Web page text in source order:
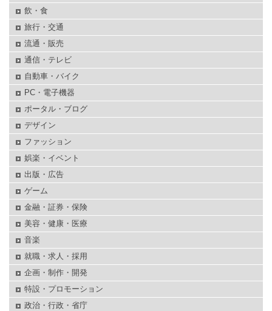
飲・食
旅行・交通
流通・販売
通信・テレビ
自動車・バイク
PC・電子機器
ポータル・ブログ
デザイン
ファッション
娯楽・イベント
出版・広告
ゲーム
金融・証券・保険
美容・健康・医療
音楽
就職・求人・採用
企画・制作・開発
特設・プロモーション
政治・行政・省庁